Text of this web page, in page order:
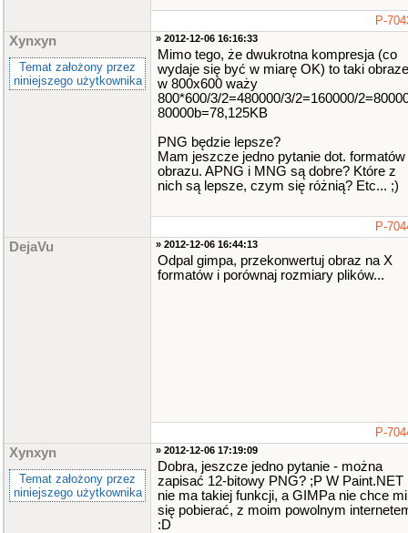
P-
Xynxyn
Temat założony przez
niniejszego użytkownika
» 2012-12-06 16:16:33
Mimo tego, że dwukrotna kompresja (co
wydaje się być w miarę OK) to taki
w 800x600 waży
800*600/3/2=480000/3/2=160000/
80000b=78,125KB
PNG będzie lepsze?
Mam jeszcze jedno pytanie dot. formatów
obrazu. APNG i MNG są dobre? Które z
nich są lepsze, czym się różnią? Etc... ;)
P-
DejaVu » 2012-12-06 16:44:13
Odpal gimpa, przekonwertuj obraz na X
formatów i porównaj rozmiary plików...
P-
Xynxyn
Temat założony przez
niniejszego użytkownika
» 2012-12-06 17:19:09
Dobra, jeszcze jedno pytanie - można
zapisać 12-bitowy PNG? ;P W Paint.NET
nie ma takiej funkcji, a GIMPa nie chce mi
się pobierać, z moim powolnym
:D